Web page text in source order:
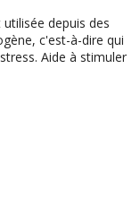
depuis des
c'est-à-dire qui
Aide à stimuler